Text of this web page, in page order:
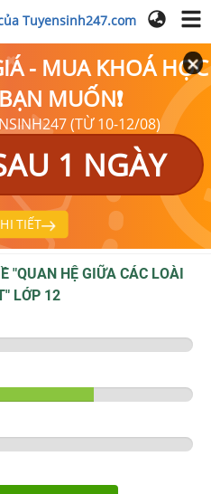
Tuyensinh247.com
- MUA KHOÁ HỌC
MUỐN❗
(TỪ 10-12/08)
1 NGÀY
TIẾT
"QUAN HỆ GIỮA CÁC LOÀI
" LỚP 12